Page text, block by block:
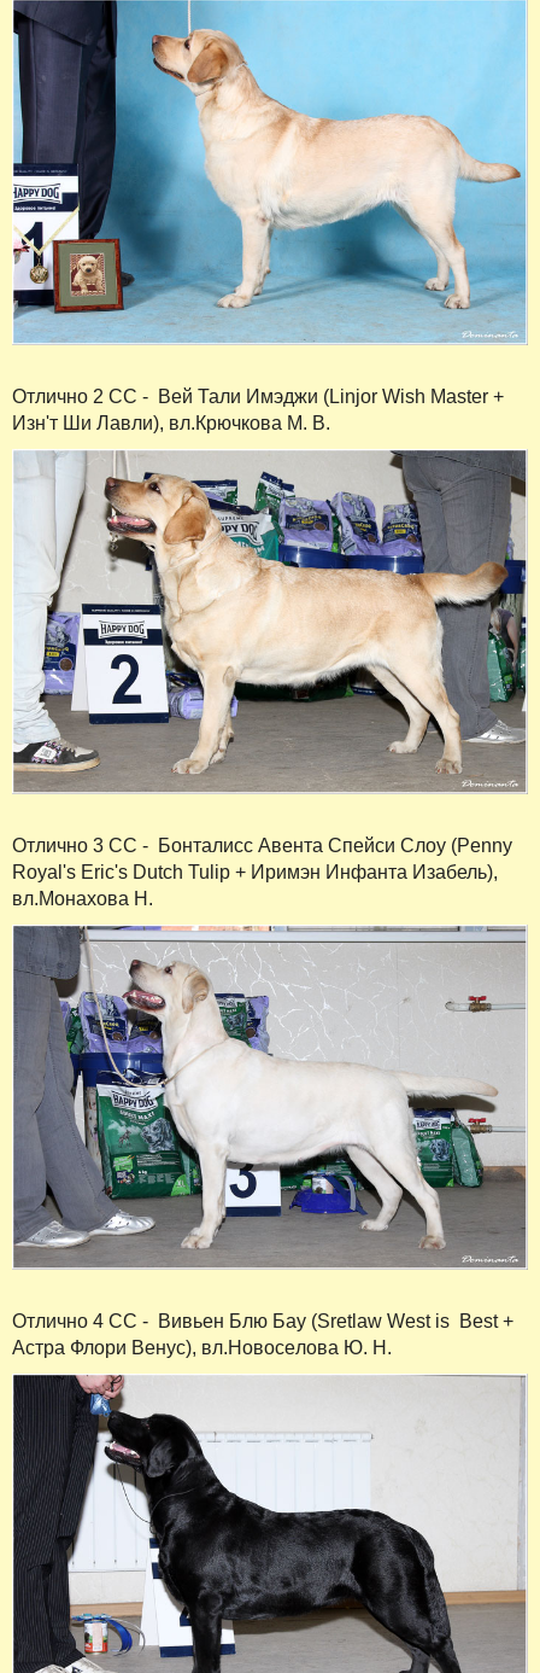
Отлично 2 СС - Вей Тали Имэджи (Linjor Wish Master +
Изн'т Ши Лавли), вл.Крючкова М. В.
Отлично 3 СС - Бонталисс Авента Спейси Слоу (Penny
Royal's Eric's Dutch Tulip + Иримэн Инфанта Изабель),
вл.Монахова Н.
Отлично 4 СС - Вивьен Блю Бау (Sretlaw West is Best +
Астра Флори Венус), вл.Новосeлова Ю. Н.